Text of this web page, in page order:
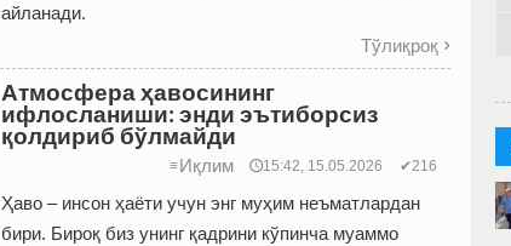
айланади.
Тўлиқроқ 
Атмосфера ҳавосининг
ифлосланиши: энди эътиборсиз
қолдириб бўлмайди
≡Иқлим 🕔15:42, 15.05.2026 ✔216
Ҳаво – инсон ҳаёти учун энг муҳим неъматлардан
бири. Бироқ биз унинг қадрини кўпинча муаммо